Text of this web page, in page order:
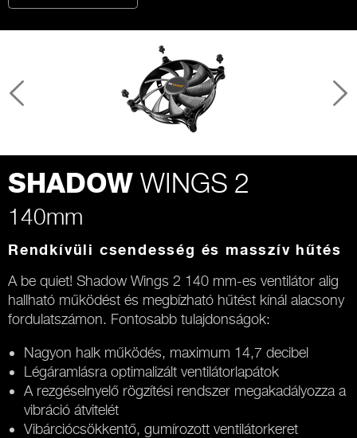
SHADOW WINGS 2
140mm
Rendkívüli csendesség és masszív hűtés
A be quiet! Shadow Wings 2 140 mm-es ventilátor alig
hallható működést és megbízható hűtést kínál alacsony
fordulatszámon. Fontosabb tulajdonságok:
Nagyon halk működés, maximum 14,7 decibel
Légáramlásra optimalizált ventilátorlapátok
A rezgéselnyelő rögzítési rendszer megakadályozza a
vibráció átvitelét
Vibárciócsökkentő, gumírozott ventilátorkeret